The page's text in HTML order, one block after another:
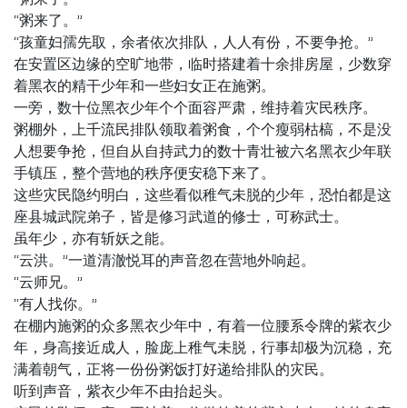
“粥来了。”
“孩童妇孺先取，余者依次排队，人人有份，不要争抢。”
在安置区边缘的空旷地带，临时搭建着十余排房屋，少数穿
着黑衣的精干少年和一些妇女正在施粥。
一旁，数十位黑衣少年个个面容严肃，维持着灾民秩序。
粥棚外，上千流民排队领取着粥食，个个瘦弱枯槁，不是没
人想要争抢，但自从自持武力的数十青壮被六名黑衣少年联
手镇压，整个营地的秩序便安稳下来了。
这些灾民隐约明白，这些看似稚气未脱的少年，恐怕都是这
座县城武院弟子，皆是修习武道的修士，可称武士。
虽年少，亦有斩妖之能。
“云洪。”一道清澈悦耳的声音忽在营地外响起。
“云师兄。”
“有人找你。”
在棚内施粥的众多黑衣少年中，有着一位腰系令牌的紫衣少
年，身高接近成人，脸庞上稚气未脱，行事却极为沉稳，充
满着朝气，正将一份份粥饭打好递给排队的灾民。
听到声音，紫衣少年不由抬起头。